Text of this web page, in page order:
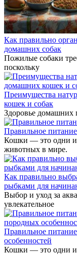
Как правильно
домашних собак
Пожилые собаки
поскольку
Преимущества
кошек и собак
Здоровье домашних
Правильное
Кошки — это одни
животных в мире.
Как правильно
рыбками для
Выбор и уход за
увлекательное
Правильное
особенностей
Кошки — это одни